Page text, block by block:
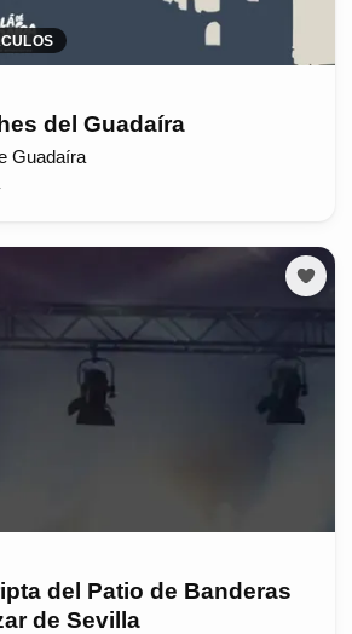
del Guadaíra
Guadaíra
del Patio de Banderas
de Sevilla